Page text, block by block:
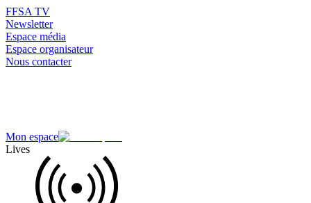
FFSA TV
Newsletter
Espace média
Espace organisateur
Nous contacter
Mon espace
Lives